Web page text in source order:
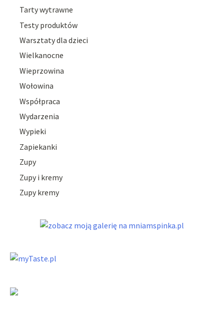
Tarty wytrawne
Testy produktów
Warsztaty dla dzieci
Wielkanocne
Wieprzowina
Wołowina
Współpraca
Wydarzenia
Wypieki
Zapiekanki
Zupy
Zupy i kremy
Zupy kremy